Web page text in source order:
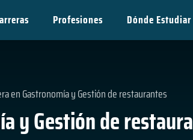
Profesiones Dónde Estudiar
y Gestión de
en Gastronomía y Gestión de restaurantes